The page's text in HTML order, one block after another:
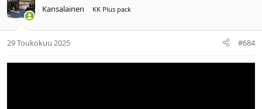
Kansalainen KK Plus pack
29 Toukokuu 2025 #684